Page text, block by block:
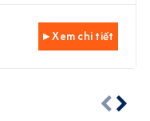
▸ Xem chi tiết